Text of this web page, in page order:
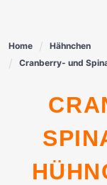
Home
Hähnchen
Cranberry- und
CRANBERRY- UND